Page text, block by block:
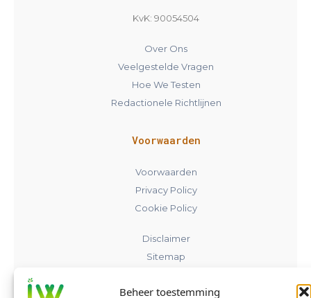
Beheer toestemming
KvK: 90054504
Over Ons
Veelgestelde Vragen
Hoe We Testen
Redactionele Richtlijnen
Voorwaarden
Voorwaarden
Privacy Policy
Cookie Policy
Disclaimer
Sitemap
Contact